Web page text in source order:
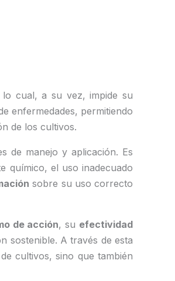
cual, a su vez, impide su
enfermedades, permitiendo
de los cultivos.
de manejo y aplicación. Es
químico, el uso inadecuado
sobre su uso correcto
de acción, su efectividad
sostenible. A través de esta
cultivos, sino que también